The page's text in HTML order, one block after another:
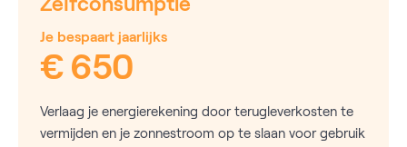
Je bespaart jaarlijks
€ 650
Verlaag je energierekening door terugleverkosten te
vermijden en je zonnestroom op te slaan voor gebruik